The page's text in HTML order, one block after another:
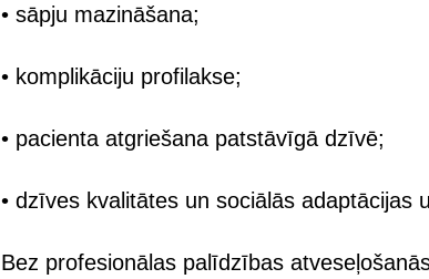
• sāpju mazināšana;
• komplikāciju profilakse;
• pacienta atgriešana patstāvīgā dzīvē;
• dzīves kvalitātes un sociālās adaptācijas
Bez profesionālas palīdzības